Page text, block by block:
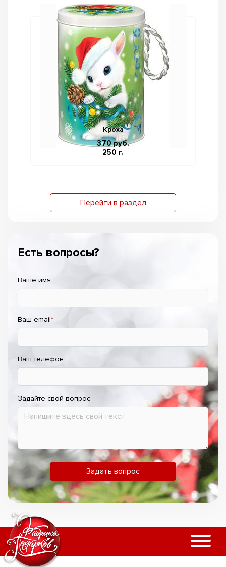
Кроха
370 руб.
250 г.
Перейти в раздел
Есть вопросы?
Ваше имя:
Ваш email*:
Ваш телефон:
Задайте свой вопрос
Задать вопрос